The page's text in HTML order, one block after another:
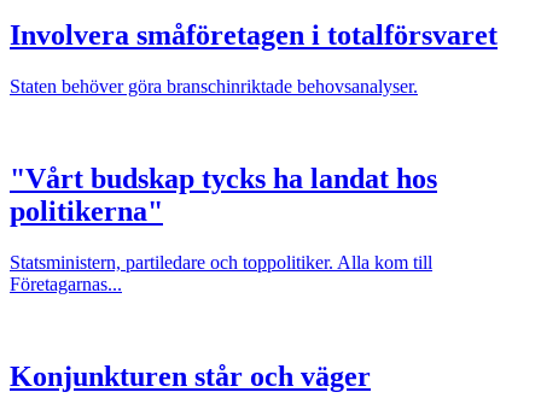
Involvera småföretagen i totalförsvaret
Staten behöver göra branschinriktade behovsanalyser.
"Vårt budskap tycks ha landat hos
politikerna"
Statsministern, partiledare och toppolitiker. Alla kom till
Företagarnas...
Konjunkturen står och väger